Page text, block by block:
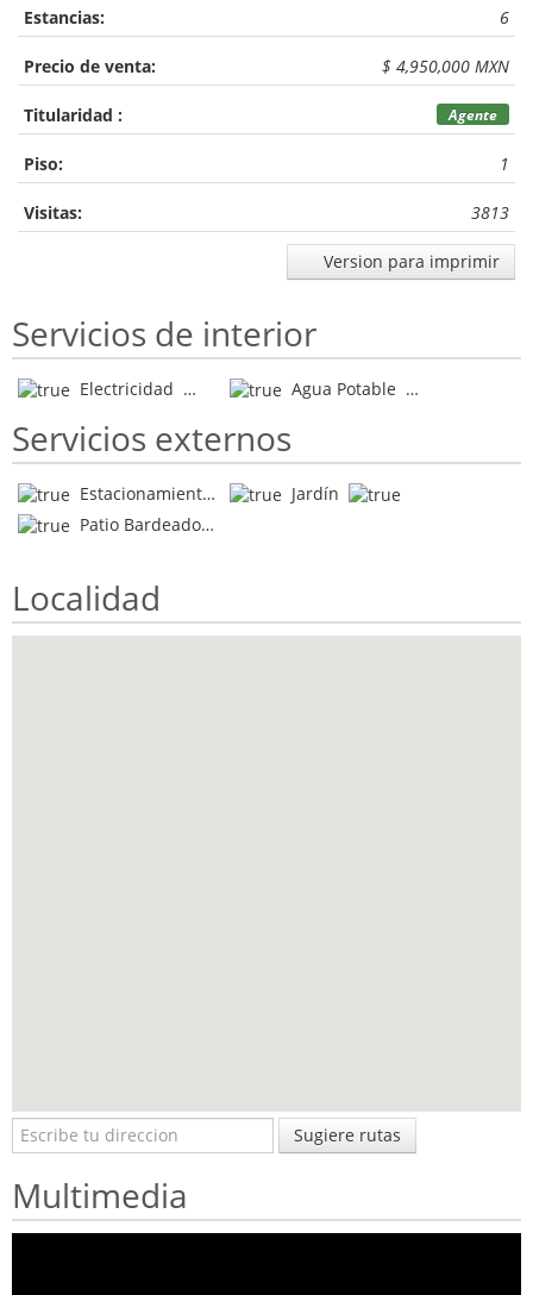
Estancias: 6
Precio de venta: $ 4,950,000 MXN
Titularidad : Agente
Piso: 1
Visitas: 3813
Version para imprimir
Servicios de interior
Electricidad Agua Potable
Servicios externos
Estacionamiento
Jardín
Patio Bardeado
Localidad
Sugiere rutas
Multimedia